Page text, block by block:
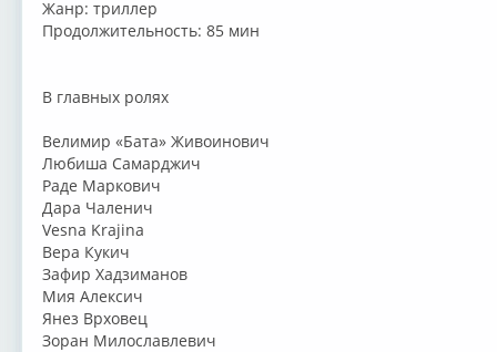
Жанр: триллер
Продолжительность: 85 мин
В главных ролях
Велимир «Бата» Живоинович
Любиша Самарджич
Раде Маркович
Дара Чаленич
Vesna Krajina
Вера Кукич
Зафир Хадзиманов
Мия Алексич
Янез Врховец
Зоран Милославлевич